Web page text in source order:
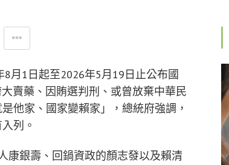
月1日起至2026年5月19日止公布國
賣藥、因賄選判刑、或曾放棄中華民
他家、國家變賴家」，總統府強調，
列。
康銀壽、回鍋資政的顏志發以及賴清